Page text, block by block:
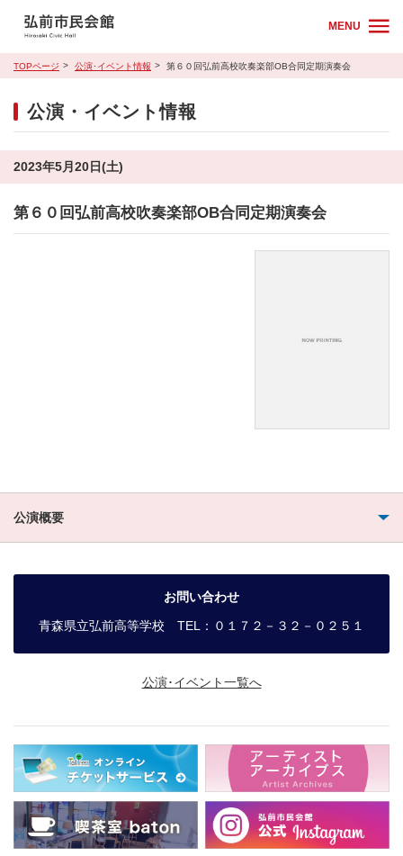
MENU
TOPページ 公演･イベント情報 第６０回弘前高校吹奏楽部OB合同定期演奏会
公演・イベント情報
2023年5月20日(土)
第６０回弘前高校吹奏楽部OB合同定期演奏会
公演概要
お問い合わせ
青森県立弘前高等学校 TEL：０１７２－３２－０２５１
公演･イベント一覧へ